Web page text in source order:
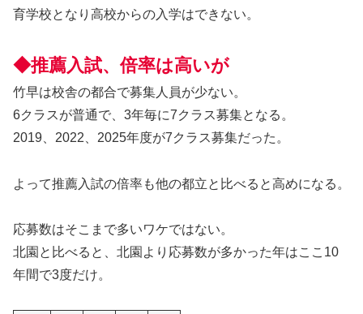
育学校となり高校からの入学はできない。
◆推薦入試、倍率は高いが
竹早は校舎の都合で募集人員が少ない。
6クラスが普通で、3年毎に7クラス募集となる。
2019、2022、2025年度が7クラス募集だった。
よって推薦入試の倍率も他の都立と比べると高めになる。
応募数はそこまで多いワケではない。
北園と比べると、北園より応募数が多かった年はここ10
年間で3度だけ。